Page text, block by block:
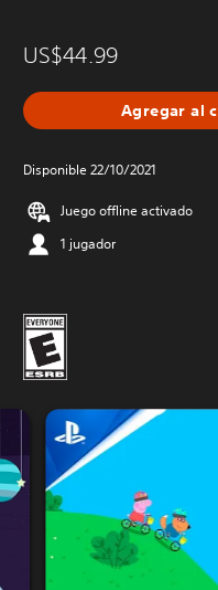
US$44.99
Agregar al
Disponible 22/10/2021
Juego offline activado
1 jugador